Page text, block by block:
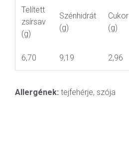
Telített
zsírsav
(g)
Szénhidrát
(g)
Cukor
(g)
6,70 9,19 2,96
Allergének: tejfehérje, szója